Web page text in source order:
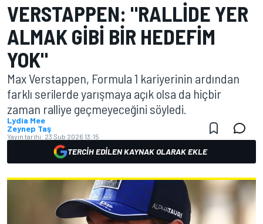
VERSTAPPEN: "RALLIDE YER
ALMAK GIBI BIR HEDEFIM
YOK"
Max Verstappen, Formula 1 kariyerinin ardından
farklı serilerde yarışmaya açık olsa da hiçbir
zaman ralliye geçmeyeceğini söyledi.
Lydia Mee
Zeynep Taş
Yayın tarihi: 23 Şub 2026 13:15
TERCIH EDILEN KAYNAK OLARAK EKLE